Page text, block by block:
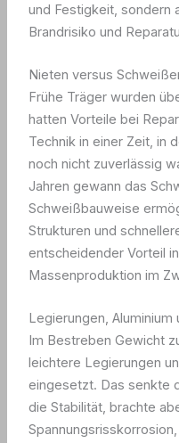
und Festigkeit, sondern
Brandrisiko und
Nieten versus
Frühe Träger wurden
hatten Vorteile bei
Technik in einer Zeit, in
noch nicht zuverlässig
Jahren gewann das
Schweißbauweise
Strukturen und
entscheidender Vorteil
Massenproduktion im
Legierungen, Aluminium
Im Bestreben Gewicht
leichtere Legierungen
eingesetzt. Das senkte
die Stabilität, brachte